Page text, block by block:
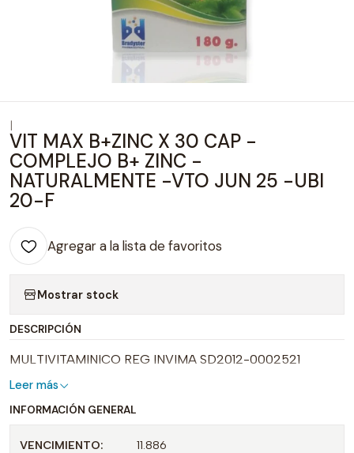
VIT MAX B+ZINC X 30 CAP -
COMPLEJO B+ ZINC -
NATURALMENTE -VTO JUN 25 -UBI
20-F
Agregar a la lista de favoritos
Mostrar stock
DESCRIPCIÓN
MULTIVITAMINICO REG INVIMA SD2012-0002521
Leer más
INFORMACIÓN GENERAL
VENCIMIENTO: 11.886